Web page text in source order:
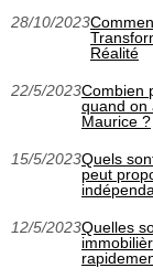
28/10/2023
Réalité
22/5/2023Combien
quand on
Maurice ?
15/5/2023Quels
peut
12/5/2023Quelles